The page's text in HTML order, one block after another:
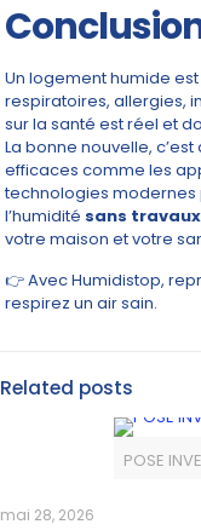
Un logement humide
respiratoires, allergies,
sur la santé est réel et
La bonne nouvelle, c’est
efficaces comme les
technologies
l’humidité sans
votre maison et votre
👉 Avec Humidistop,
respirez un air sain.
Related posts
POSE
mai 28, 2026